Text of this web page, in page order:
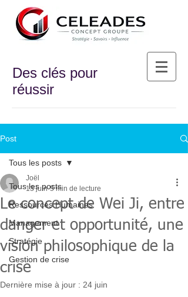
Des clés pour
réussir
Post
Tous les posts
Ressources Humaines
Management
Stratégie
Gestion de crise
Tous les posts
Le concept de Wei Ji, entre
danger et opportunité, une
vision philosophique de la
crise
Joël
13 juin 5 min de lecture
Dernière mise à jour : 24 juin